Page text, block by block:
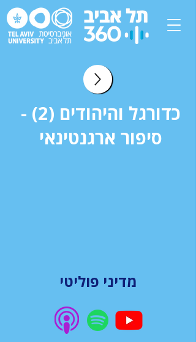
כדורגל והיהודים (2) -
סיפור ארגנטינאי
מדיני פוליטי